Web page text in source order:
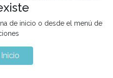
de inicio o desde el menú de
Inicio